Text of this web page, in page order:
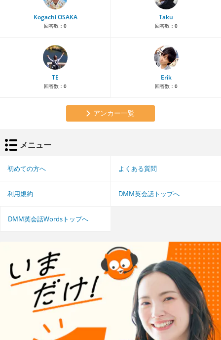
Kogachi OSAKA
回答数： 0
Taku
回答数： 0
TE
回答数： 0
Erik
回答数： 0
アンカー一覧
メニュー
初めての方へ よくある質問
利用規約 DMM英会話トップへ
DMM英会話Wordsトップへ